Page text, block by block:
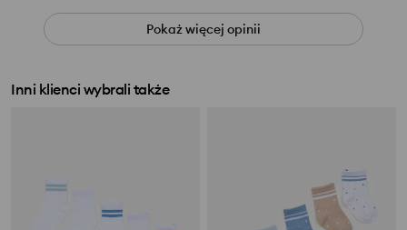
Pokaż więcej opinii
Inni klienci wybrali także